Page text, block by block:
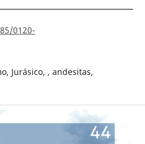
0120-
Jurásico, , andesitas,